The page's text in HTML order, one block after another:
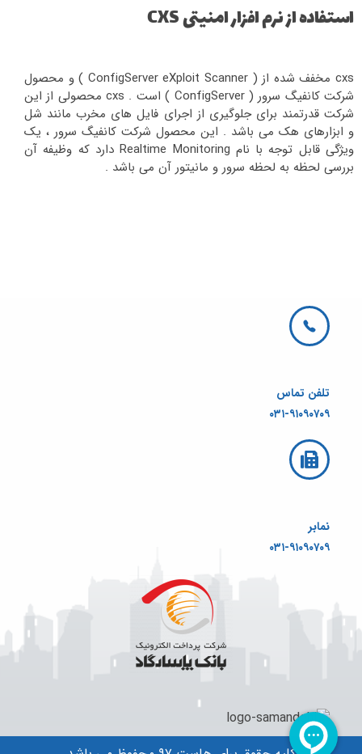
استفاده از نرم افزار امنیتی CXS
cxs مخفف شده از ( ConfigServer eXploit Scanner ) و محصول
شرکت کانفیگ سرور ( ConfigServer ) است . cxs محصولی از این
شرکت قدرتمند برای جلوگیری از اجرای فایل های مخرب مانند شل
و ابزارهای هک می باشد . این محصول شرکت کانفیگ سرور ، یک
ویژگی قابل توجه با نام Realtime Monitoring دارد که وظیفه آن
بررسی لحظه به لحظه سرور و مانیتور آن می باشد .
تلفن تماس
۰۳۱-۹۱۰۹۰۷۰۹
نمابر
۰۳۱-۹۱۰۹۰۷۰۹